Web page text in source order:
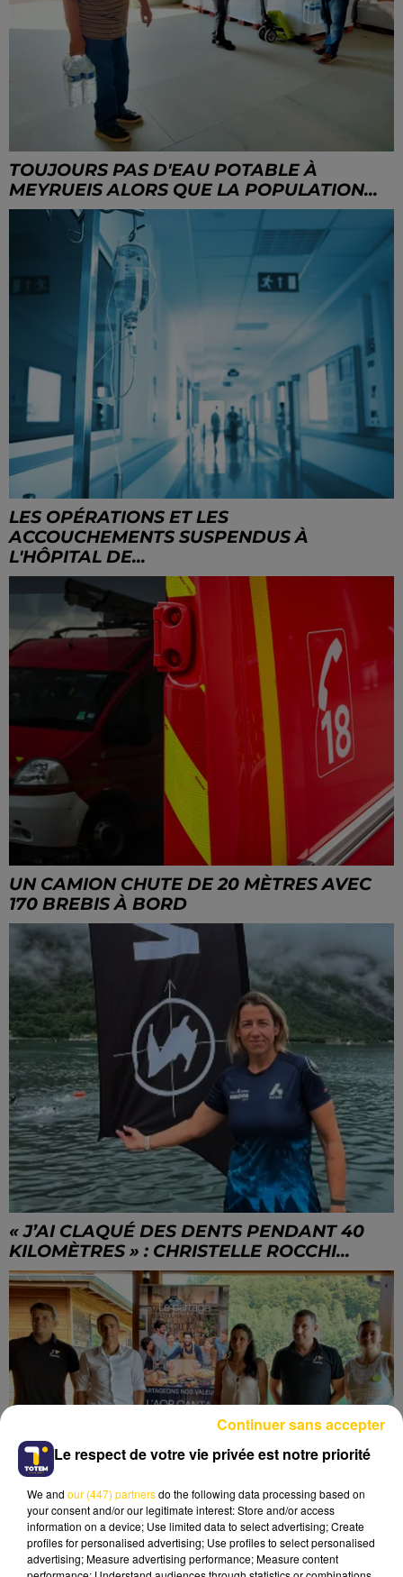
TOUJOURS PAS D'EAU POTABLE À
MEYRUEIS ALORS QUE LA POPULATION...
LES OPÉRATIONS ET LES
ACCOUCHEMENTS SUSPENDUS À
L'HÔPITAL DE...
UN CAMION CHUTE DE 20 MÈTRES AVEC
170 BREBIS À BORD
« J’AI CLAQUÉ DES DENTS PENDANT 40
KILOMÈTRES » : CHRISTELLE ROCCHI...
Le respect de votre vie privée est notre priorité
We and our (447) partnersdo the following data processing based on
your consent and/or our legitimate interest: Store and/or access
information on a device; Use limited data to select advertising; Create
profiles for personalised advertising; Use profiles to select personalised
advertising; Measure advertising performance; Measure content
Continuer sans accepter